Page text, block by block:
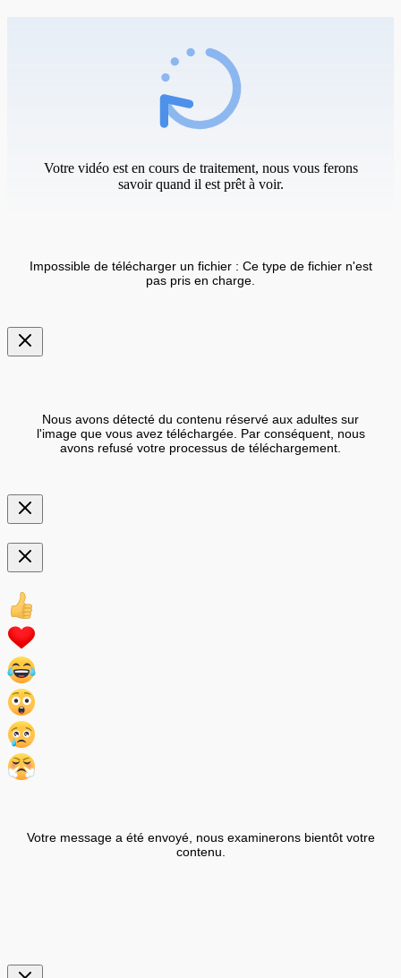
Votre vidéo est en cours de traitement, nous vous ferons
savoir quand il est prêt à voir.
Impossible de télécharger un fichier : Ce type de fichier n'est
pas pris en charge.
Nous avons détecté du contenu réservé aux adultes sur
l'image que vous avez téléchargée. Par conséquent, nous
avons refusé votre processus de téléchargement.
Votre message a été envoyé, nous examinerons bientôt votre
contenu.